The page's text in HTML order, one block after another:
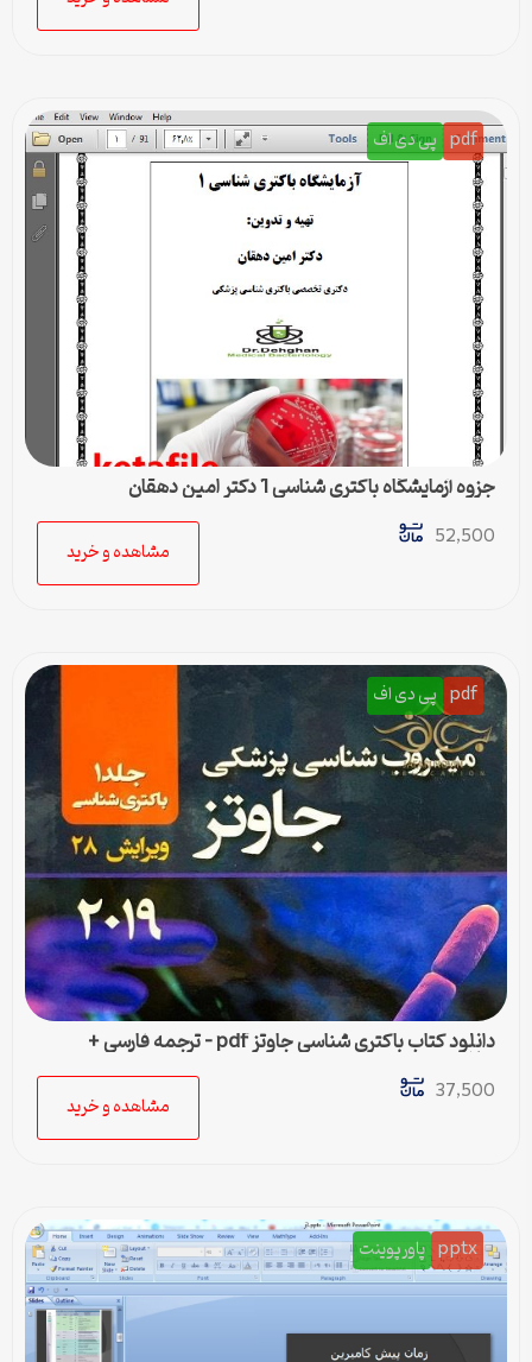
pdf پی دی اف
جزوه آزمایشگاه باکتری شناسی 1 دکتر امین دهقان
52,500
مشاهده و خرید
pdf پی دی اف
دانلود کتاب باکتری شناسی جاوتز pdf – ترجمه فارسی +
خلاصه
37,500
مشاهده و خرید
pptx پاورپوینت